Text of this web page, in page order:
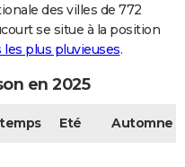
des villes de 772
se situe à la position
les plus pluvieuses.
en 2025
Eté Automne